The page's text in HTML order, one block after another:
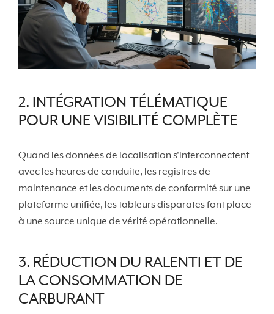
2. INTÉGRATION TÉLÉMATIQUE
POUR UNE VISIBILITÉ COMPLÈTE
Quand les données de localisation s'interconnectent
avec les heures de conduite, les registres de
maintenance et les documents de conformité sur une
plateforme unifiée, les tableurs disparates font place
à une source unique de vérité opérationnelle.
3. RÉDUCTION DU RALENTI ET DE
LA CONSOMMATION DE
CARBURANT